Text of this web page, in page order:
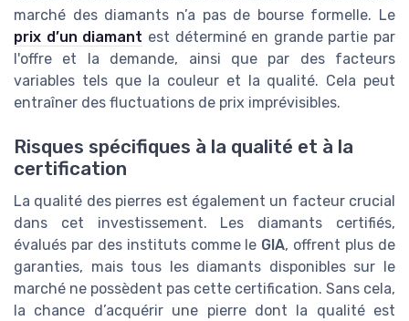
marché des diamants n’a pas de bourse formelle. Le
prix d’un diamant est déterminé en grande partie par
l'offre et la demande, ainsi que par des facteurs
variables tels que la couleur et la qualité. Cela peut
entraîner des fluctuations de prix imprévisibles.
Risques spécifiques à la qualité et à la
certification
La qualité des pierres est également un facteur crucial
dans cet investissement. Les diamants certifiés,
évalués par des instituts comme le GIA, offrent plus de
garanties, mais tous les diamants disponibles sur le
marché ne possèdent pas cette certification. Sans cela,
la chance d’acquérir une pierre dont la qualité est